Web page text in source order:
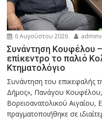
6 Αυγούστου 2026
Συνάντηση Κουφέλου
επίκεντρο το παλιό
Κτηματολόγιο
Συνάντηση του επικεφαλής
Δήμος», Πανάγου
Βορειοανατολικού
πραγματοποιήθηκε σε